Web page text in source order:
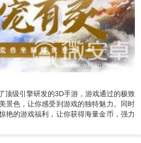
顶级引擎研发的3D手游，游戏通过的极致
景色，让你感受到游戏的独特魅力。同时
艳的游戏福利，让你获得海量金币，强力